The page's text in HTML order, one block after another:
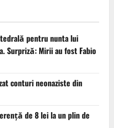
pentru nunta lui
Surpriză: Mirii au fost Fabio
conturi neonaziste din
de 8 lei la un plin de